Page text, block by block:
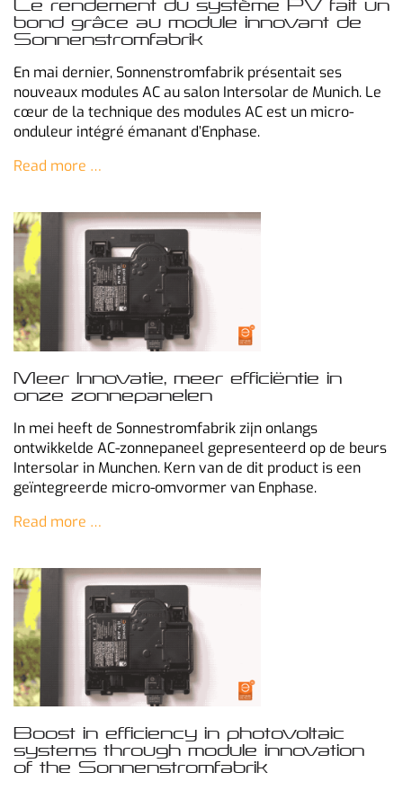
Le rendement du système PV fait un
bond grâce au module innovant de
Sonnenstromfabrik
En mai dernier, Sonnenstromfabrik présentait ses
nouveaux modules AC au salon Intersolar de Munich. Le
cœur de la technique des modules AC est un micro-
onduleur intégré émanant d’Enphase.
Read more …
Meer Innovatie, meer efficiëntie in
onze zonnepanelen
In mei heeft de Sonnestromfabrik zijn onlangs
ontwikkelde AC-zonnepaneel gepresenteerd op de beurs
Intersolar in Munchen. Kern van de dit product is een
geïntegreerde micro-omvormer van Enphase.
Read more …
Boost in efficiency in photovoltaic
systems through module innovation
of the Sonnenstromfabrik